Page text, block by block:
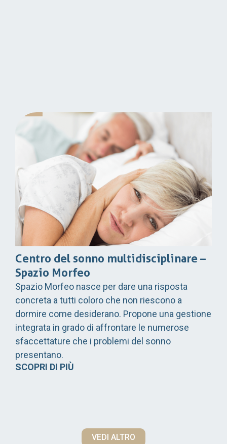
Centro del sonno multidisciplinare –
Spazio Morfeo
Spazio Morfeo nasce per dare una risposta
concreta a tutti coloro che non riescono a
dormire come desiderano. Propone una gestione
integrata in grado di affrontare le numerose
sfaccettature che i problemi del sonno
presentano.
SCOPRI DI PIÙ
VEDI ALTRO